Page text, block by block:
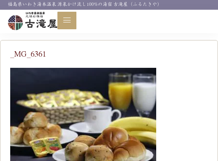
福島県いわき湯本温泉 源泉かけ流し100%の湯宿 古滝屋（ふるたきや）
_MG_6361